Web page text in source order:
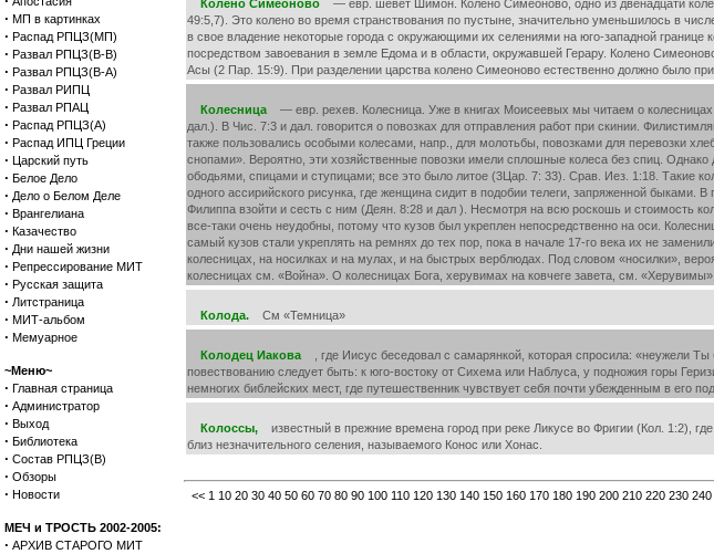
· МП в картинках
· Распад РПЦЗ(МП)
· Развал РПЦЗ(В-В)
· Развал РПЦЗ(В-А)
· Развал РИПЦ
· Развал РПАЦ
· Распад РПЦЗ(А)
· Распад ИПЦ Греции
· Царский путь
· Белое Дело
· Дело о Белом Деле
· Врангелиана
· Казачество
· Дни нашей жизни
· Репрессирование МИТ
· Русская защита
· Литстраница
· МИТ-альбом
· Мемуарное
~Меню~
· Главная страница
· Администратор
· Выход
· Библиотека
· Состав РПЦЗ(В)
· Обзоры
· Новости
МЕЧ и ТРОСТЬ 2002-2005:
· АРХИВ СТАРОГО МИТ
Колено Симеоново — евр. шевет Шимон. Колено Симеоново, одно из двенадцати
49:5,7). Это колено во время странствования по пустыне, значительно уменьшилось в
в свое владение некоторые города с окружающими их селениями на юго-западной
посредством завоевания в земле Едома и в области, окружавшей Герару. Колено
Асы (2 Пар. 15:9). При разделении царства колено Симеоново естественно должно было
Колесница — евр. рехев. Колесница. Уже в книгах Моисеевых мы читаем о колесницах
дал.). В Чис. 7:3 и дал. говорится о повозках для отправления работ при скинии.
также пользовались особыми колесами, напр., для молотьбы, повозками для перевозки
снопами». Вероятно, эти хозяйственные повозки имели сплошные колеса без спиц.
ободьями, спицами и ступицами; все это было литое (3Цар. 7: 33). Срав. Иез. 1:18. Такие
одного ассирийского рисунка, где женщина сидит в подобии телеги, запряженной
Филиппа взойти и сесть с ним (Деян. 8:28 и дал ). Несмотря на всю роскошь и стоимость
все-таки очень неудобны, потому что кузов был укреплен непосредственно на оси.
самый кузов стали укреплять на ремнях до тех пор, пока в начале 17-го века их не
колесницах, на носилках и на мулах, и на быстрых верблюдах. Под словом «носилки»,
колесницах см. «Война». О колесницах Бога, херувимах на ковчеге завета, см.
Колода. См «Темница»
Колодец Иакова , где Иисус беседовал с самарянкой, которая спросила: «неужели
повествованию следует быть: к юго-востоку от Сихема или Наблуса, у подножия горы
немногих библейских мест, где путешественник чувствует себя почти убежденным в его
Колоссы, известный в прежние времена город при реке Ликусе во Фригии (Кол. 1:2),
близ незначительного селения, называемого Конос или Хонас.
<< 1 10 20 30 40 50 60 70 80 90 100 110 120 130 140 150 160 170 180 190 200 210 220 230 240